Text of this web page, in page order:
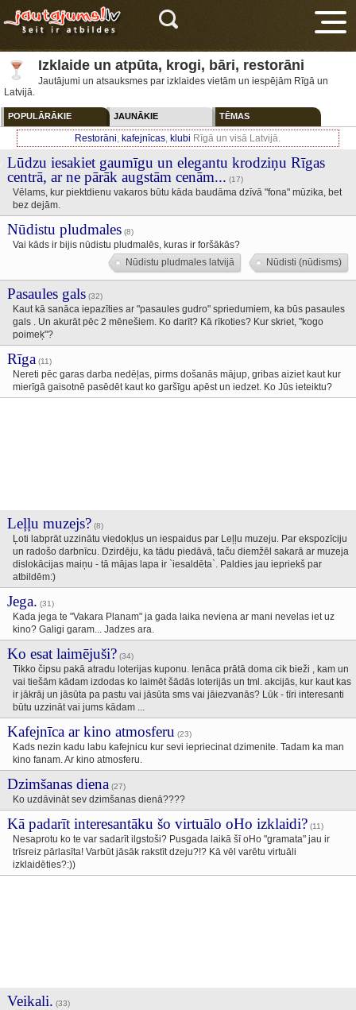
Izklaide un atpūta, krogi, bāri, restorāni
Jautājumi un atsauksmes par izklaides vietām un iespējām Rīgā un
Latvijā.
POPULĀRĀKIE JAUNĀKIE TĒMAS
Restorāni, kafejnīcas, klubi Rīgā un visā Latvijā.
Lūdzu iesakiet gaumīgu un elegantu krodziņu Rīgas
centrā, ar ne pārāk augstām cenām... (17)
Vēlams, kur piektdienu vakaros būtu kāda baudāma dzīvā "fona" mūzika, bet
bez dejām.
Nūdistu pludmales (8)
Vai kāds ir bijis nūdistu pludmalēs, kuras ir foršākās?
Nūdistu pludmales latvijā
Nūdisti (nūdisms)
Pasaules gals (32)
Kaut kā sanāca iepazīties ar "pasaules gudro" spriedumiem, ka būs pasaules
gals . Un akurāt pēc 2 mēnešiem. Ko darīt? Kā rīkoties? Kur skriet, "kogo
poimeķ"?
Rīga (11)
Nereti pēc garas darba nedēļas, pirms došanās mājup, gribas aiziet kaut kur
mierīgā gaisotnē pasēdēt kaut ko garšīgu apēst un iedzet. Ko Jūs ieteiktu?
Leļļu muzejs? (8)
Ļoti labprāt uzzinātu viedokļus un iespaidus par Leļļu muzeju. Par ekspozīciju
un radošo darbnīcu. Dzirdēju, ka tādu piedāvā, taču diemžēl sakarā ar muzeja
dislokācijas maiņu - tā mājas lapa ir `iesaldēta`. Paldies jau iepriekš par
atbildēm:)
Jega. (31)
Kada jega te "Vakara Planam" ja gada laika neviena ar mani nevelas iet uz
kino? Galigi garam... Jadzes ara.
Ko esat laimējuši? (34)
Tikko čipsu pakā atradu loterijas kuponu. Ienāca prātā doma cik bieži , kam un
vai tiešām kādam izdodas ko laimēt šādās loterijās un tml. akcijās, kur kaut kas
ir jākrāj un jāsūta pa pastu vai jāsūta sms vai jāiezvanās? Lūk - tīri interesanti
būtu uzzināt vai jums kādam ...
Kafejnīca ar kino atmosferu (23)
Kads nezin kadu labu kafejnicu kur sevi iepriecinat dzimenite. Tadam ka man
kino fanam. Ar kino atmosferu.
Dzimšanas diena (27)
Ko uzdāvināt sev dzimšanas dienā????
Kā padarīt interesantāku šo virtuālo oHo izklaidi? (11)
Nesaprotu ko te var sadarīt ilgstoši? Pusgada laikā šī oHo "gramata" jau ir
trīsreiz pārlasīta! Varbūt jāsāk rakstīt dzeju?!? Kā vēl varētu virtuāli
izklaidēties?:))
Veikali. (33)